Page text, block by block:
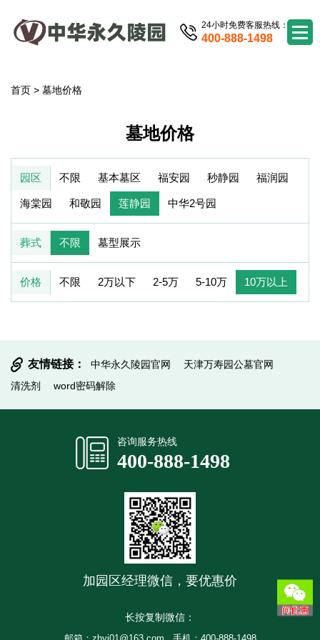
24小时免费客服热线：
400-888-1498
首页 > 墓地价格
墓地价格
园区 不限 基本墓区 福安园 秒静园 福润园
海棠园 和敬园 莲静园 中华2号园
葬式 不限 墓型展示
价格 不限 2万以下 2-5万 5-10万 10万以上
友情链接： 中华永久陵园官网
天津万寿园公墓官网
清洗剂
word密码解除
咨询服务热线
400-888-1498
加园区经理微信，要优惠价
长按复制微信：
提交信息